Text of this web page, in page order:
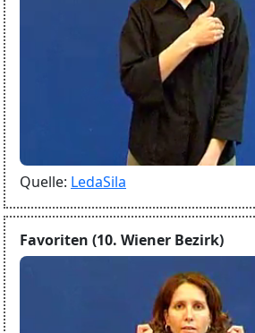
Quelle: LedaSila
Favoriten (10. Wiener Bezirk)